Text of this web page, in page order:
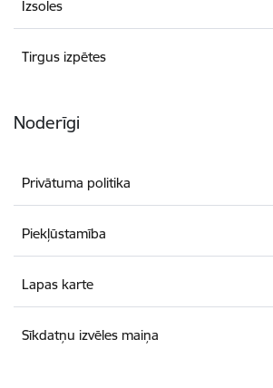
Izsoles
Tirgus izpētes
Noderīgi
Privātuma politika
Piekļūstamība
Lapas karte
Sīkdatņu izvēles maiņa